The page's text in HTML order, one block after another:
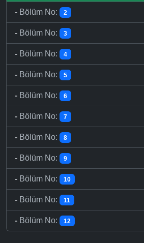
- Bölüm No: 2
- Bölüm No: 3
- Bölüm No: 4
- Bölüm No: 5
- Bölüm No: 6
- Bölüm No: 7
- Bölüm No: 8
- Bölüm No: 9
- Bölüm No: 10
- Bölüm No: 11
- Bölüm No: 12